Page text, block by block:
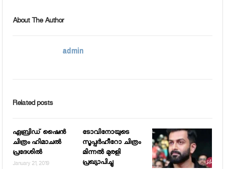
About The Author
admin
Related posts
ഏബ്രിഡ് ഷൈന്‍
ചിത്രം ഹിമാചല്‍
പ്രദേശില്‍
January 21, 2019
ടോവിനോയുടെ
സൂപ്പർഹീറോ ചിത്രം
മിന്നൽ മുരളി
പ്രഖ്യാപിച്ചു